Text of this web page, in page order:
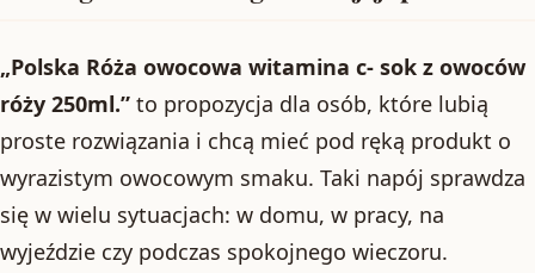
„Polska Róża owocowa witamina c- sok z owoców
róży 250ml.” to propozycja dla osób, które lubią
proste rozwiązania i chcą mieć pod ręką produkt o
wyrazistym owocowym smaku. Taki napój sprawdza
się w wielu sytuacjach: w domu, w pracy, na
wyjeździe czy podczas spokojnego wieczoru.